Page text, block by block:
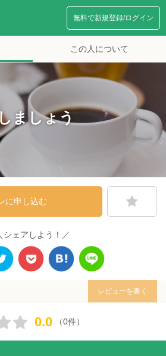
無料で新規登録/ログイン
この人について
ましょう
に申し込む
シェアしよう！／
レビューを書く
0.0 （0件）